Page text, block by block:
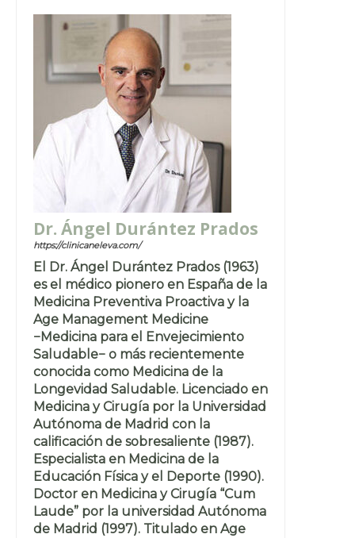
Dr. Ángel Durántez Prados
https://clinicaneleva.com/
El Dr. Ángel Durántez Prados (1963)
es el médico pionero en España de la
Medicina Preventiva Proactiva y la
Age Management Medicine
−Medicina para el Envejecimiento
Saludable− o más recientemente
conocida como Medicina de la
Longevidad Saludable. Licenciado en
Medicina y Cirugía por la Universidad
Autónoma de Madrid con la
calificación de sobresaliente (1987).
Especialista en Medicina de la
Educación Física y el Deporte (1990).
Doctor en Medicina y Cirugía “Cum
Laude” por la universidad Autónoma
de Madrid (1997). Titulado en Age